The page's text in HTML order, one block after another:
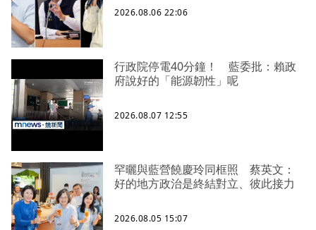
2026.08.06 22:06
行政院停電40分鐘！ 藍委批：賴政
府說好的「能源韌性」呢
2026.08.07 12:55
罕曬與藍營饒慶玲同框照 蔡英文：
好的地方政治是終結對立、彼此接力
2026.08.05 15:07